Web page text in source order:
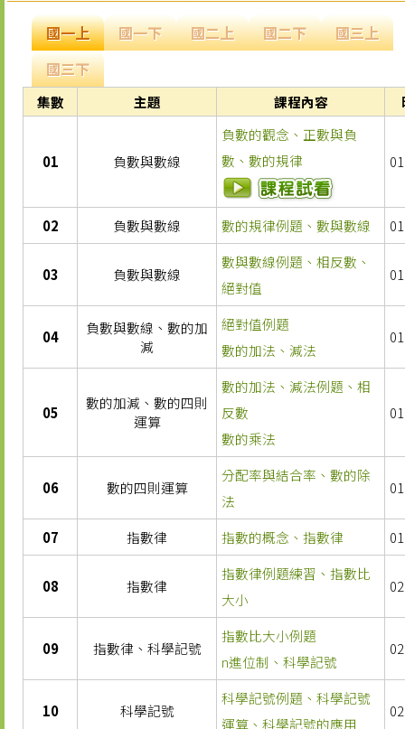
國一上 國一下 國二上 國二下
國三上
國三下
集數 主題 課程內容
01 負數與數線
負數的觀念、正數與負
數、數的規律
02 負數與數線 數的規律例題、數與數線
03 負數與數線
數與數線例題、相反數、
絕對值
04
負數與數線、數的加
減
絕對值例題
數的加法、減法
05
數的加減、數的四則
運算
數的加法、減法例題、相
反數
數的乘法
06 數的四則運算
分配率與結合率、數的除
法
07 指數律 指數的概念、指數律
08 指數律
指數律例題練習、指數比
大小
09 指數律、科學記號
指數比大小例題
n進位制、科學記號
10 科學記號
科學記號例題、科學記號
運算、科學記號的應用